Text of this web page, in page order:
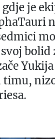
je
bolid